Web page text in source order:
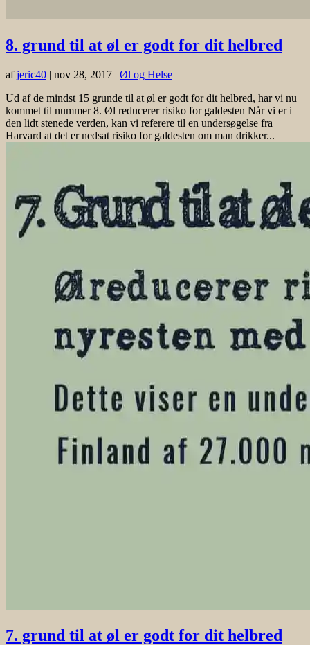
8. grund til at øl er godt for dit helbred
afjeric40 | nov 28, 2017 | Øl og Helse
Ud af de mindst 15 grunde til at øl er godt for dit helbred, har vi nu
kommet til nummer 8. Øl reducerer risiko for galdesten Når vi er i
den lidt stenede verden, kan vi referere til en undersøgelse fra
Harvard at det er nedsat risiko for galdesten om man drikker...
7. grund til at øl er godt for dit helbred